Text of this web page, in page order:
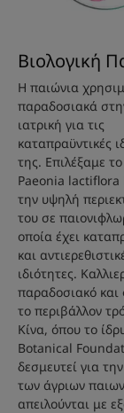
Βιολογική
Η παιώνια
παραδοσιακά
ιατρική για τις
καταπραϋντικές
της. Επιλέξαμε το
Paeonia lactiflora
την υψηλή
του σε
οποία έχει
και
ιδιότητες.
παραδοσιακό και
το περιβάλλον
Κίνα, όπου το
Botanical
δεσμευτεί για
των άγριων
απειλούνται με